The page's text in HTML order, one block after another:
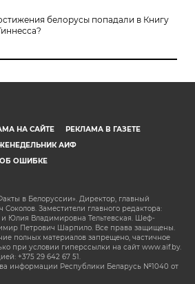
белорусы попадали в Книгу
НА САЙТЕ
РЕКЛАМА В ГАЗЕТЕ
АИФ
ОШИБКЕ
в Белоруссии». Директор, главный
Заместители главного редактора:
Юлия Владимировна Тельтевская. Шеф-
Петрович Шарпило. Все права защищены.
полных материалов запрещено, частичное
при условии гиперссылки на сайт www.aif.by.
+375 29 642 67 51.
информации Республики Беларусь №1040 от